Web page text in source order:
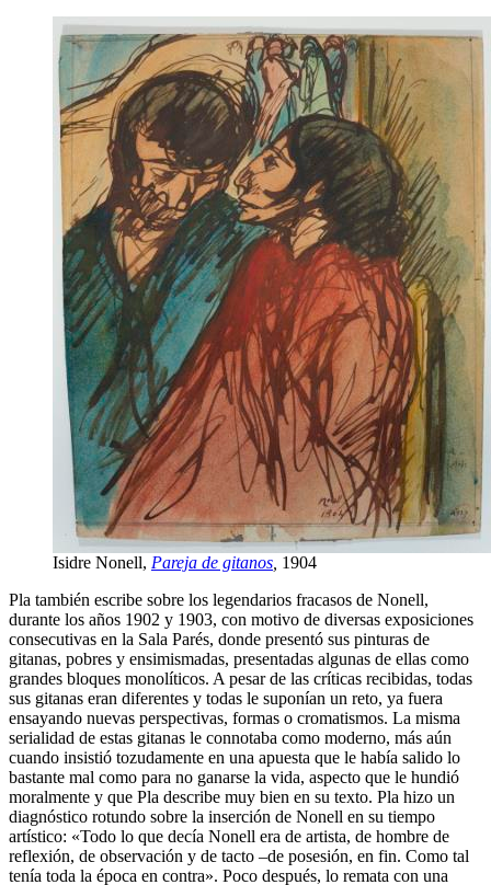
Isidre Nonell, Pareja de gitanos 1904
Pla también escribe sobre los legendarios fracasos de Nonell,
durante los años 1902 y 1903, con motivo de diversas exposiciones
consecutivas en la Sala Parés, donde presentó sus pinturas de
gitanas, pobres y ensimismadas, presentadas algunas de ellas como
grandes bloques monolíticos. A pesar de las críticas recibidas, todas
sus gitanas eran diferentes y todas le suponían un reto, ya fuera
ensayando nuevas perspectivas, formas o cromatismos. La misma
serialidad de estas gitanas le connotaba como moderno, más aún
cuando insistió tozudamente en una apuesta que le había salido lo
bastante mal como para no ganarse la vida, aspecto que le hundió
moralmente y que Pla describe muy bien en su texto. Pla hizo un
diagnóstico rotundo sobre la inserción de Nonell en su tiempo
artístico: «Todo lo que decía Nonell era de artista, de hombre de
reflexión, de observación y de tacto –de posesión, en fin. Como tal
tenía toda la época en contra». Poco después, lo remata con una